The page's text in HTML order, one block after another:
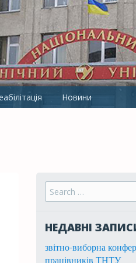
ІМ.
Новини
Search for:
НЕДАВНІ
звітно-виборна